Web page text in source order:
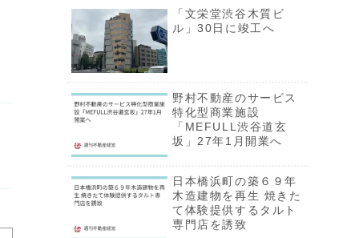
「文栄堂渋谷木質ビ
ル」30日に竣工へ
野村不動産のサービス
特化型商業施設
「MEFULL渋谷道玄
坂」27年1月開業へ
日本橋浜町の築６９年
木造建物を再生 焼きた
て体験提供するタルト
専門店を誘致